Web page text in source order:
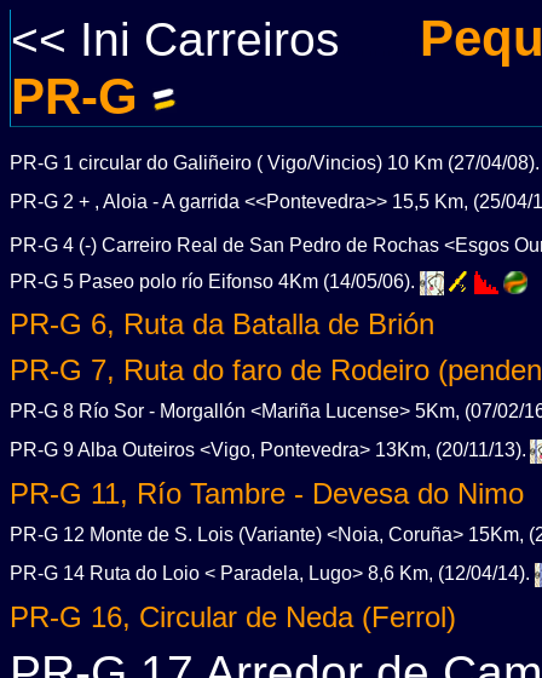
<< Ini Carreiros
PR-G
PR-G 1 circular do Galiñeiro ( Vigo/Vincios) 10 Km (27/04/
PR-G 2 + , Aloia - A garrida <<Pontevedra>> 15,5 Km, (25/04/
PR-G 4 (-) Carreiro Real de San Pedro de Rochas <Esgos
PR-G 5 Paseo polo río Eifonso 4Km (14/05/06).
PR-G 6, Ruta da Batalla de Brión
PR-G 7, Ruta do faro de Rodeiro
PR-G 8 Río Sor - Morgallón <Mariña Lucense> 5Km, (07/02/
PR-G 9 Alba Outeiros <Vigo, Pontevedra> 13Km, (20/11/13).
PR-G 11, Río Tambre - Devesa do Nimo
PR-G 12 Monte de S. Lois (Variante) <Noia, Coruña> 15Km,
PR-G 14 Ruta do Loio < Paradela, Lugo> 8,6 Km, (12/04/14).
PR-G 16, Circular de Neda (Ferrol)